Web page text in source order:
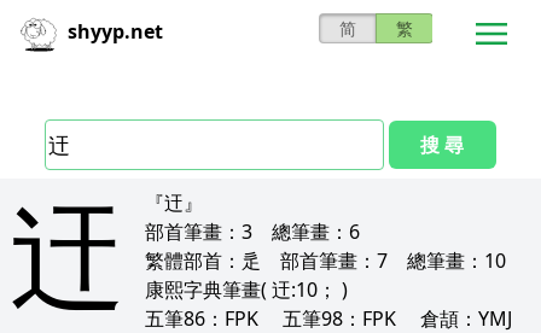
shyyp.net 简 繁
搜 尋
迀
『迀』
部首筆畫： 3 總筆畫： 6
繁體部首： 辵 部首筆畫： 7 總筆畫： 10
康熙字典筆畫( 迀:10； )
五筆86： FPK 五筆98： FPK 倉頡： YMJ